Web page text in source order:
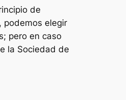
de
podemos elegir
pero en caso
la Sociedad de